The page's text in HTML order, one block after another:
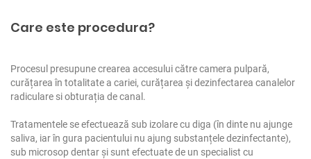
Care este procedura?
Procesul presupune crearea accesului către camera pulpară,
curățarea în totalitate a cariei, curățarea și dezinfectarea canalelor
radiculare si obturația de canal.
Tratamentele se efectuează sub izolare cu diga (în dinte nu ajunge
saliva, iar în gura pacientului nu ajung substanțele dezinfectante),
sub microsop dentar și sunt efectuate de un specialist cu